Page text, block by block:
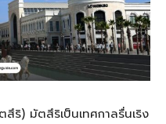
ริ) มัตสึริเป็นเทศกาลรื่นเริง